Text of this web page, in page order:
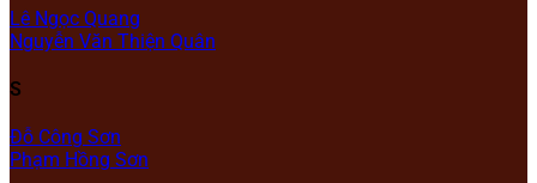
Lê Ngọc Quang
Nguyễn Văn Thiện Quân
S
Đỗ Công Sơn
Phạm Hồng Sơn